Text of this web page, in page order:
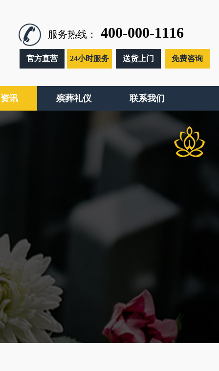
服务热线： 400-000-1116
官方直营 24小时服务 送货上门 免费咨询
讯 殡葬礼仪 联系我们